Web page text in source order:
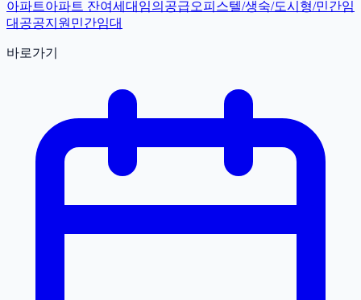
아파트아파트 잔여세대 임의공급오피스텔/생숙/도시형/민간임
대 공공지원민간임대
바로가기